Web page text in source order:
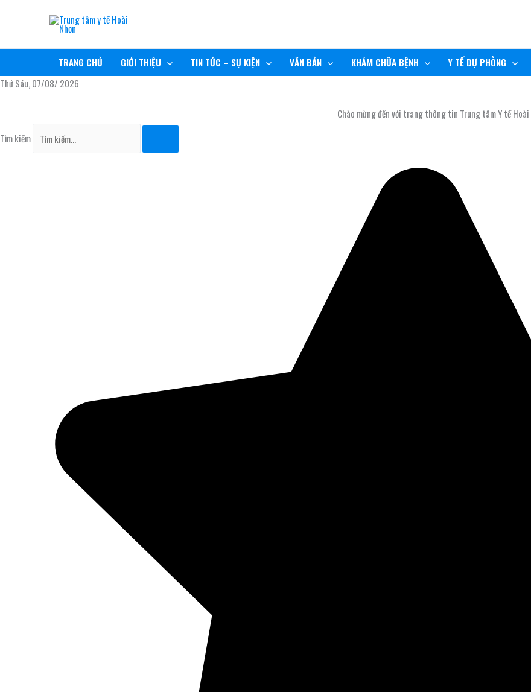
dung
TRANG CHỦ GIỚI THIỆU TIN TỨC – SỰ KIỆN VĂN BẢN KHÁM CHỮA BỆNH Y TẾ DỰ PHÒNG
Thứ Sáu, 07/08/ 2026
Chào mừng đến với trang thông tin Trung tâm Y tế Hoài
Tìm kiếm